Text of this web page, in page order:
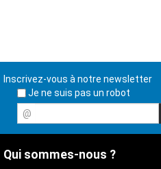
Inscrivez-vous à notre newsletter
Je ne suis pas un robot
@
Qui sommes-nous ?